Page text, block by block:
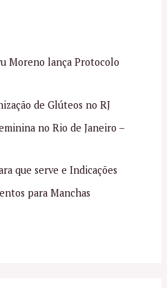
Moreno lança Protocolo
de Glúteos no RJ
no Rio de Janeiro –
que serve e Indicações
para Manchas